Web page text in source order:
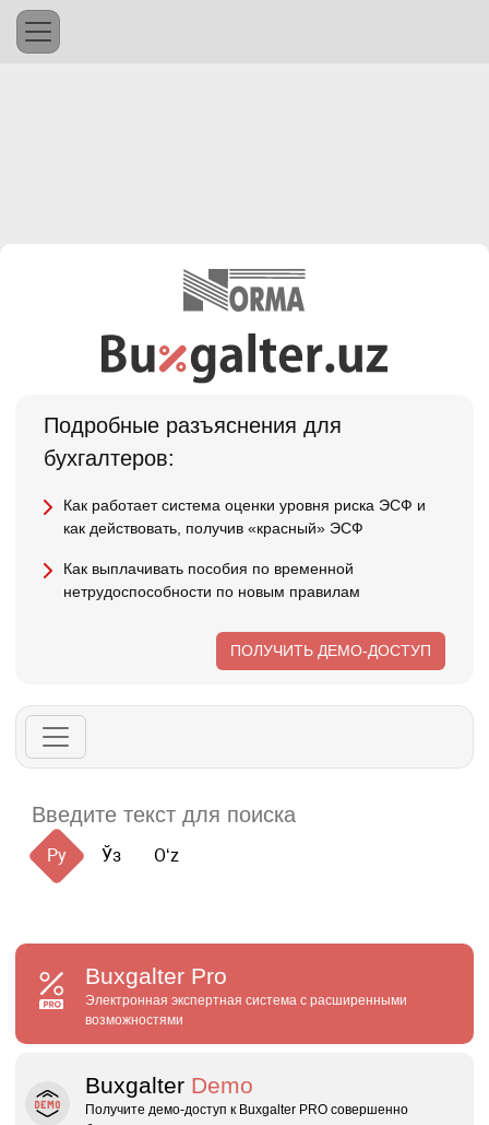
Подробные разъяснения для
бухгалтеров:
Как работает система оценки уровня риска ЭСФ и
как действовать, получив «красный» ЭСФ
Как выплачивать пособия по временной
нетрудоспособности по новым правилам
ПОЛУЧИТЬ ДЕМО-ДОСТУП
Ру Ўз Oʻz
Buxgalter Pro
Электронная экспертная система с расширенными
возможностями
Buxgalter Demo
Получите демо‑доступ к Buxgalter PRO совершенно